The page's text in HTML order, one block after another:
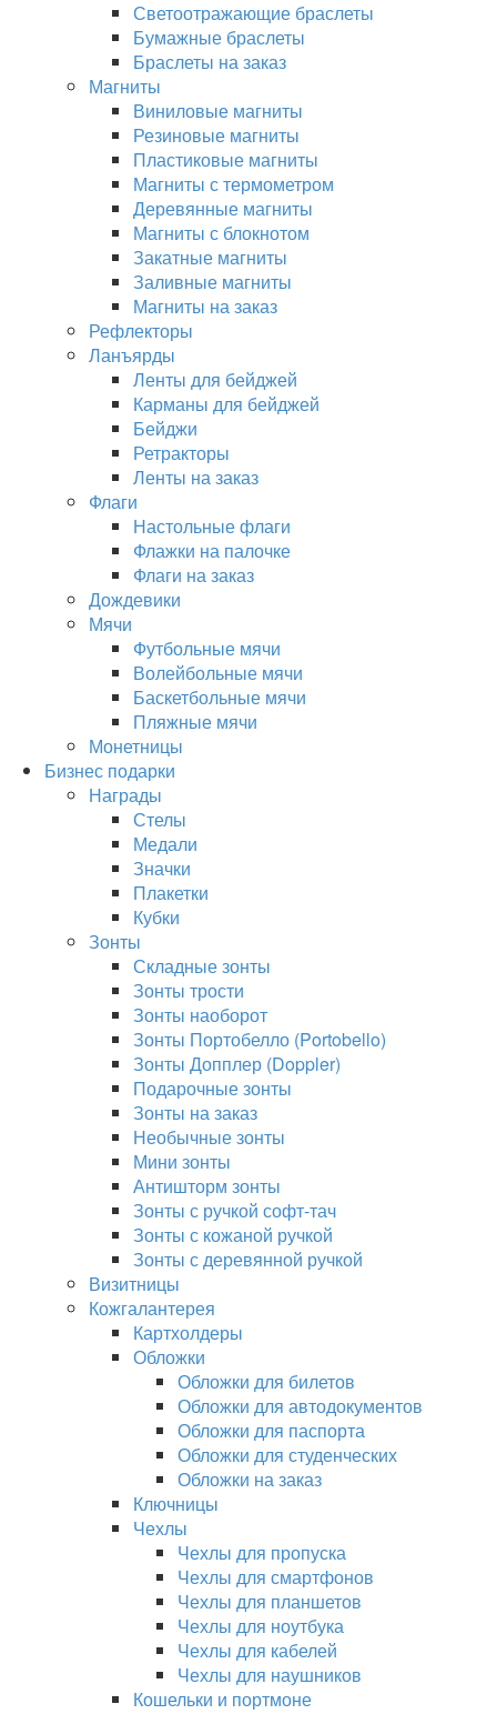
Светоотражающие браслеты
Бумажные браслеты
Браслеты на заказ
Магниты
Виниловые магниты
Резиновые магниты
Пластиковые магниты
Магниты с термометром
Деревянные магниты
Магниты с блокнотом
Закатные магниты
Заливные магниты
Магниты на заказ
Рефлекторы
Ланъярды
Ленты для бейджей
Карманы для бейджей
Бейджи
Ретракторы
Ленты на заказ
Флаги
Настольные флаги
Флажки на палочке
Флаги на заказ
Дождевики
Мячи
Футбольные мячи
Волейбольные мячи
Баскетбольные мячи
Пляжные мячи
Монетницы
Бизнес подарки
Награды
Стелы
Медали
Значки
Плакетки
Кубки
Зонты
Складные зонты
Зонты трости
Зонты наоборот
Зонты Портобелло (Portobello)
Зонты Допплер (Doppler)
Подарочные зонты
Зонты на заказ
Необычные зонты
Мини зонты
Антишторм зонты
Зонты с ручкой софт-тач
Зонты с кожаной ручкой
Зонты с деревянной ручкой
Визитницы
Кожгалантерея
Картхолдеры
Обложки
Обложки для билетов
Обложки для автодокументов
Обложки для паспорта
Обложки для студенческих
Обложки на заказ
Ключницы
Чехлы
Чехлы для пропуска
Чехлы для смартфонов
Чехлы для планшетов
Чехлы для ноутбука
Чехлы для кабелей
Чехлы для наушников
Кошельки и портмоне